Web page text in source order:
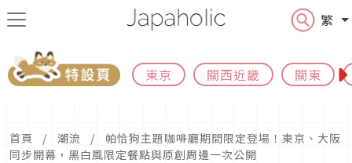
繁
東京 關西近畿 關東
首頁 潮流
帕恰狗主題咖啡廳期間限定登場！東京、大阪
同步開幕，黑白風限定餐點與原創周邊一次公開